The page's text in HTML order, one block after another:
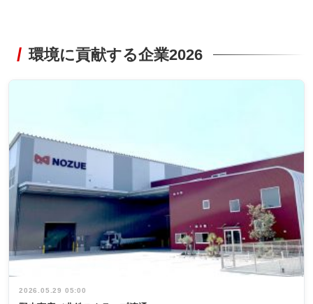
環境に貢献する企業2026
2026.05.29 05:00